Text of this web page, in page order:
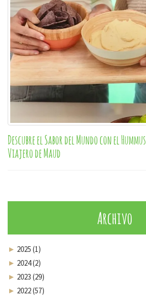
Descubre el Sabor del Mundo con el Hummus
Viajero de Maud
Archivo
► 2025 (1)
► 2024 (2)
► 2023 (29)
► 2022 (57)